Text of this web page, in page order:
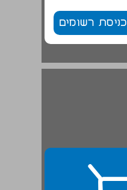
כניסת רשומים